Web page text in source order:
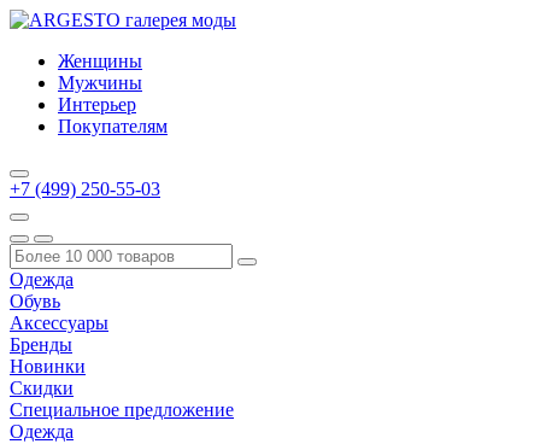
Женщины
Мужчины
Интерьер
Покупателям
+7 (499) 250-55-03
Одежда
Обувь
Аксессуары
Бренды
Новинки
Скидки
Специальное предложение
Одежда